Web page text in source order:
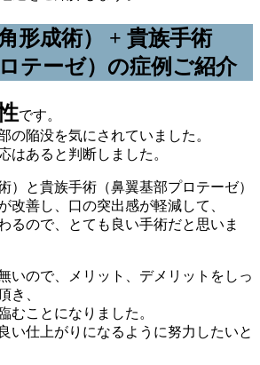
形成術） + 貴族手術
テーゼ）の症例ご紹介
です。
の陥没を気にされていました。
はあると判断しました。
）と貴族手術（鼻翼基部プロテーゼ）
改善し、口の突出感が軽減して、
るので、とても良い手術だと思いま
いので、メリット、デメリットをしっ
き、
むことになりました。
い仕上がりになるように努力したいと